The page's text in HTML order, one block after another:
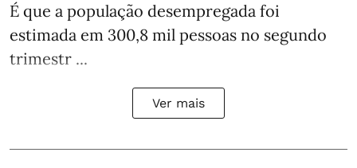
É que a população desempregada foi
estimada em 300,8 mil pessoas no segundo
trimestr ...
Ver mais